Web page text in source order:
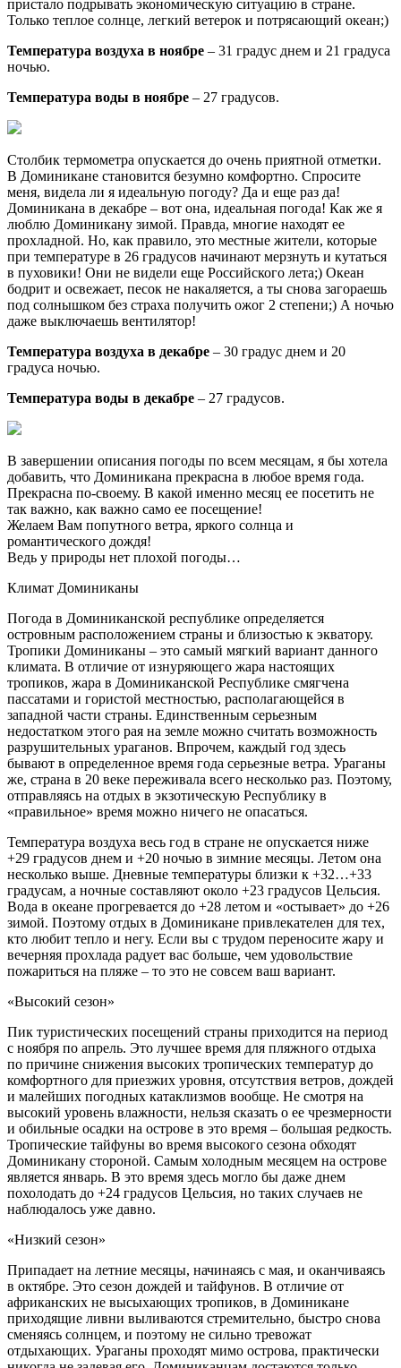
пристало подрывать экономическую ситуацию в стране.
Только теплое солнце, легкий ветерок и потрясающий океан;)
Температура воздуха в ноябре – 31 градус днем и 21 градуса
ночью.
Температура воды в ноябре – 27 градусов.
Столбик термометра опускается до очень приятной отметки.
В Доминикане становится безумно комфортно. Спросите
меня, видела ли я идеальную погоду? Да и еще раз да!
Доминикана в декабре – вот она, идеальная погода! Как же я
люблю Доминикану зимой. Правда, многие находят ее
прохладной. Но, как правило, это местные жители, которые
при температуре в 26 градусов начинают мерзнуть и кутаться
в пуховики! Они не видели еще Российского лета;) Океан
бодрит и освежает, песок не накаляется, а ты снова загораешь
под солнышком без страха получить ожог 2 степени;) А ночью
даже выключаешь вентилятор!
Температура воздуха в декабре – 30 градус днем и 20
градуса ночью.
Температура воды в декабре – 27 градусов.
В завершении описания погоды по всем месяцам, я бы хотела
добавить, что Доминикана прекрасна в любое время года.
Прекрасна по-своему. В какой именно месяц ее посетить не
так важно, как важно само ее посещение!
Желаем Вам попутного ветра, яркого солнца и
романтического дождя!
Ведь у природы нет плохой погоды…
Климат Доминиканы
Погода в Доминиканской республике определяется
островным расположением страны и близостью к экватору.
Тропики Доминиканы – это самый мягкий вариант данного
климата. В отличие от изнуряющего жара настоящих
тропиков, жара в Доминиканской Республике смягчена
пассатами и гористой местностью, располагающейся в
западной части страны. Единственным серьезным
недостатком этого рая на земле можно считать возможность
разрушительных ураганов. Впрочем, каждый год здесь
бывают в определенное время года серьезные ветра. Ураганы
же, страна в 20 веке переживала всего несколько раз. Поэтому,
отправляясь на отдых в экзотическую Республику в
«правильное» время можно ничего не опасаться.
Температура воздуха весь год в стране не опускается ниже
+29 градусов днем и +20 ночью в зимние месяцы. Летом она
несколько выше. Дневные температуры близки к +32…+33
градусам, а ночные составляют около +23 градусов Цельсия.
Вода в океане прогревается до +28 летом и «остывает» до +26
зимой. Поэтому отдых в Доминикане привлекателен для тех,
кто любит тепло и негу. Если вы с трудом переносите жару и
вечерняя прохлада радует вас больше, чем удовольствие
пожариться на пляже – то это не совсем ваш вариант.
«Высокий сезон»
Пик туристических посещений страны приходится на период
с ноября по апрель. Это лучшее время для пляжного отдыха
по причине снижения высоких тропических температур до
комфортного для приезжих уровня, отсутствия ветров, дождей
и малейших погодных катаклизмов вообще. Не смотря на
высокий уровень влажности, нельзя сказать о ее чрезмерности
и обильные осадки на острове в это время – большая редкость.
Тропические тайфуны во время высокого сезона обходят
Доминикану стороной. Самым холодным месяцем на острове
является январь. В это время здесь могло бы даже днем
похолодать до +24 градусов Цельсия, но таких случаев не
наблюдалось уже давно.
«Низкий сезон»
Припадает на летние месяцы, начинаясь с мая, и оканчиваясь
в октябре. Это сезон дождей и тайфунов. В отличие от
африканских не высыхающих тропиков, в Доминикане
приходящие ливни выливаются стремительно, быстро снова
сменяясь солнцем, и поэтому не сильно тревожат
отдыхающих. Ураганы проходят мимо острова, практически